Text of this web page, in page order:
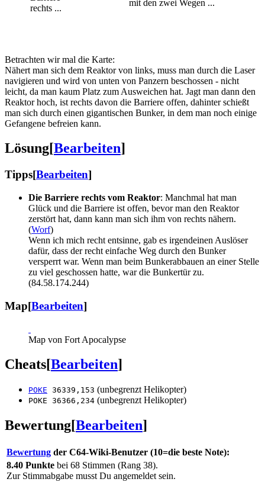
rechts ...
mit den zwei Wegen ...
Betrachten wir mal die Karte:
Nähert man sich dem Reaktor von links, muss man durch die Laser
navigieren und wird von unten von Panzern beschossen - nicht
leicht, da man kaum Platz zum Ausweichen hat. Jagt man dann den
Reaktor hoch, ist rechts davon die Barriere offen, dahinter schießt
man sich durch einen gigantischen Bunker, in dem man noch einige
Gefangene befreien kann.
Lösung[Bearbeiten]
Tipps[Bearbeiten]
Die Barriere rechts vom Reaktor: Manchmal hat man
Glück und die Barriere ist offen, bevor man den Reaktor
zerstört hat, dann kann man sich ihm von rechts nähern.
(Worf)
Wenn ich mich recht entsinne, gab es irgendeinen Auslöser
dafür, dass der recht einfache Weg durch den Bunker
versperrt war. Wenn man beim Bunkerabbauen an einer Stelle
zu viel geschossen hatte, war die Bunkertür zu.
(84.58.174.244)
Map[Bearbeiten]
Map von Fort Apocalypse
Cheats[Bearbeiten]
POKE 36339,153 (unbegrenzt Helikopter)
POKE 36366,234 (unbegrenzt Helikopter)
Bewertung[Bearbeiten]
Bewertung der C64-Wiki-Benutzer (10=die beste Note):
8.40 Punkte bei 68 Stimmen (Rang 38).
Zur Stimmabgabe musst Du angemeldet sein.